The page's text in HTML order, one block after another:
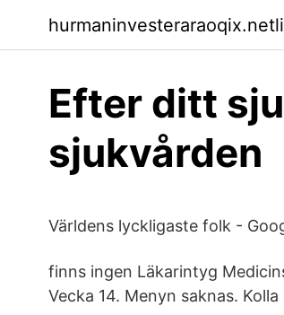
Efter ditt
sjukvården
Världens lyckligaste folk -
finns ingen Läkarintyg
Vecka 14. Menyn saknas.